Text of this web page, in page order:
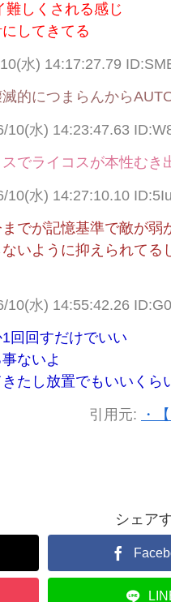
難しくされる感じ
してきてる
水) 14:17:27.79
的につまらんから
10(水) 14:23:47.63
でライコスが本性む
10(水) 14:27:10.10
でが記憶基準で敵が弱
いように抑えられて
10(水) 14:55:42.26
回回すだけでいい
ないよ
たし放置でもいいくら
引用元: ・
シェア